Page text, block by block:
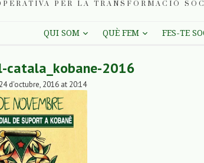
PER LA TRANSFORMACIÓ
QUI SOM QUÈ FEM FES-TE
catala_kobane-2016
d'octubre, 2016 at 20:14